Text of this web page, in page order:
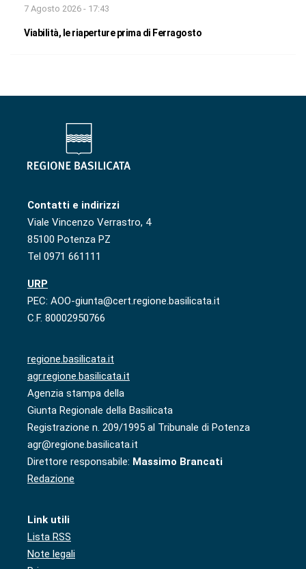
7 Agosto 2026 - 17:43
Viabilità, le riaperture prima di Ferragosto
Contatti e indirizzi
Viale Vincenzo Verrastro, 4
85100 Potenza PZ
Tel 0971 661111
URP
PEC: AOO-giunta@cert.regione.basilicata.it
C.F. 80002950766
regione.basilicata.it
agr.regione.basilicata.it
Agenzia stampa della
Giunta Regionale della Basilicata
Registrazione n. 209/1995 al Tribunale di Potenza
agr@regione.basilicata.it
Direttore responsabile: Massimo Brancati
Redazione
Link utili
Lista RSS
Note legali